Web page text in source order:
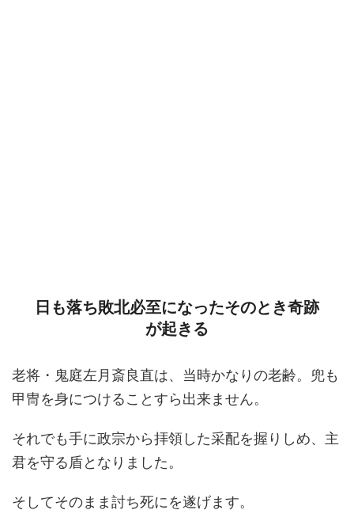
日も落ち敗北必至になったそのとき奇跡
が起きる
老将・鬼庭左月斎良直は、当時かなりの老齢。兜も
甲冑を身につけることすら出来ません。
それでも手に政宗から拝領した采配を握りしめ、主
君を守る盾となりました。
そしてそのまま討ち死にを遂げます。